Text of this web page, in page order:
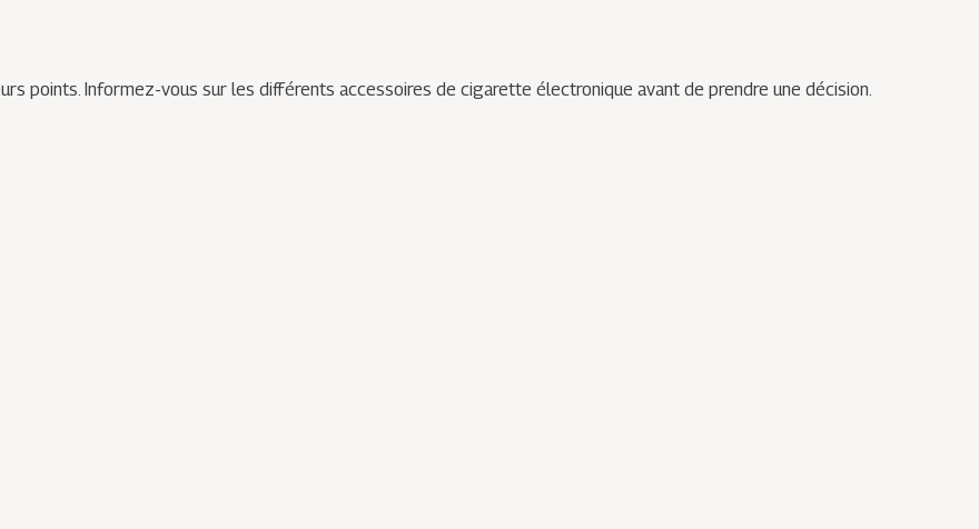
points. Informez-vous sur les différents accessoires de cigarette électronique avant de prendre une décision.